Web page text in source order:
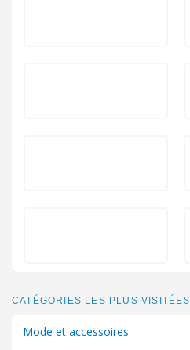
CATÉGORIES LES PLUS VISITÉES
Mode et accessoires